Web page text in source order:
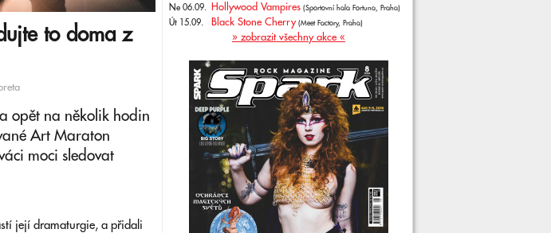
to doma z
opět na několik hodin
Art Maraton
moci sledovat
její dramaturgie, a přidali
Ne 06.09. Hollywood Vampires (Sportovní hala Fortuna, Praha)
Út 15.09. Black Stone Cherry (Meet Factory, Praha)
» zobrazit všechny akce «